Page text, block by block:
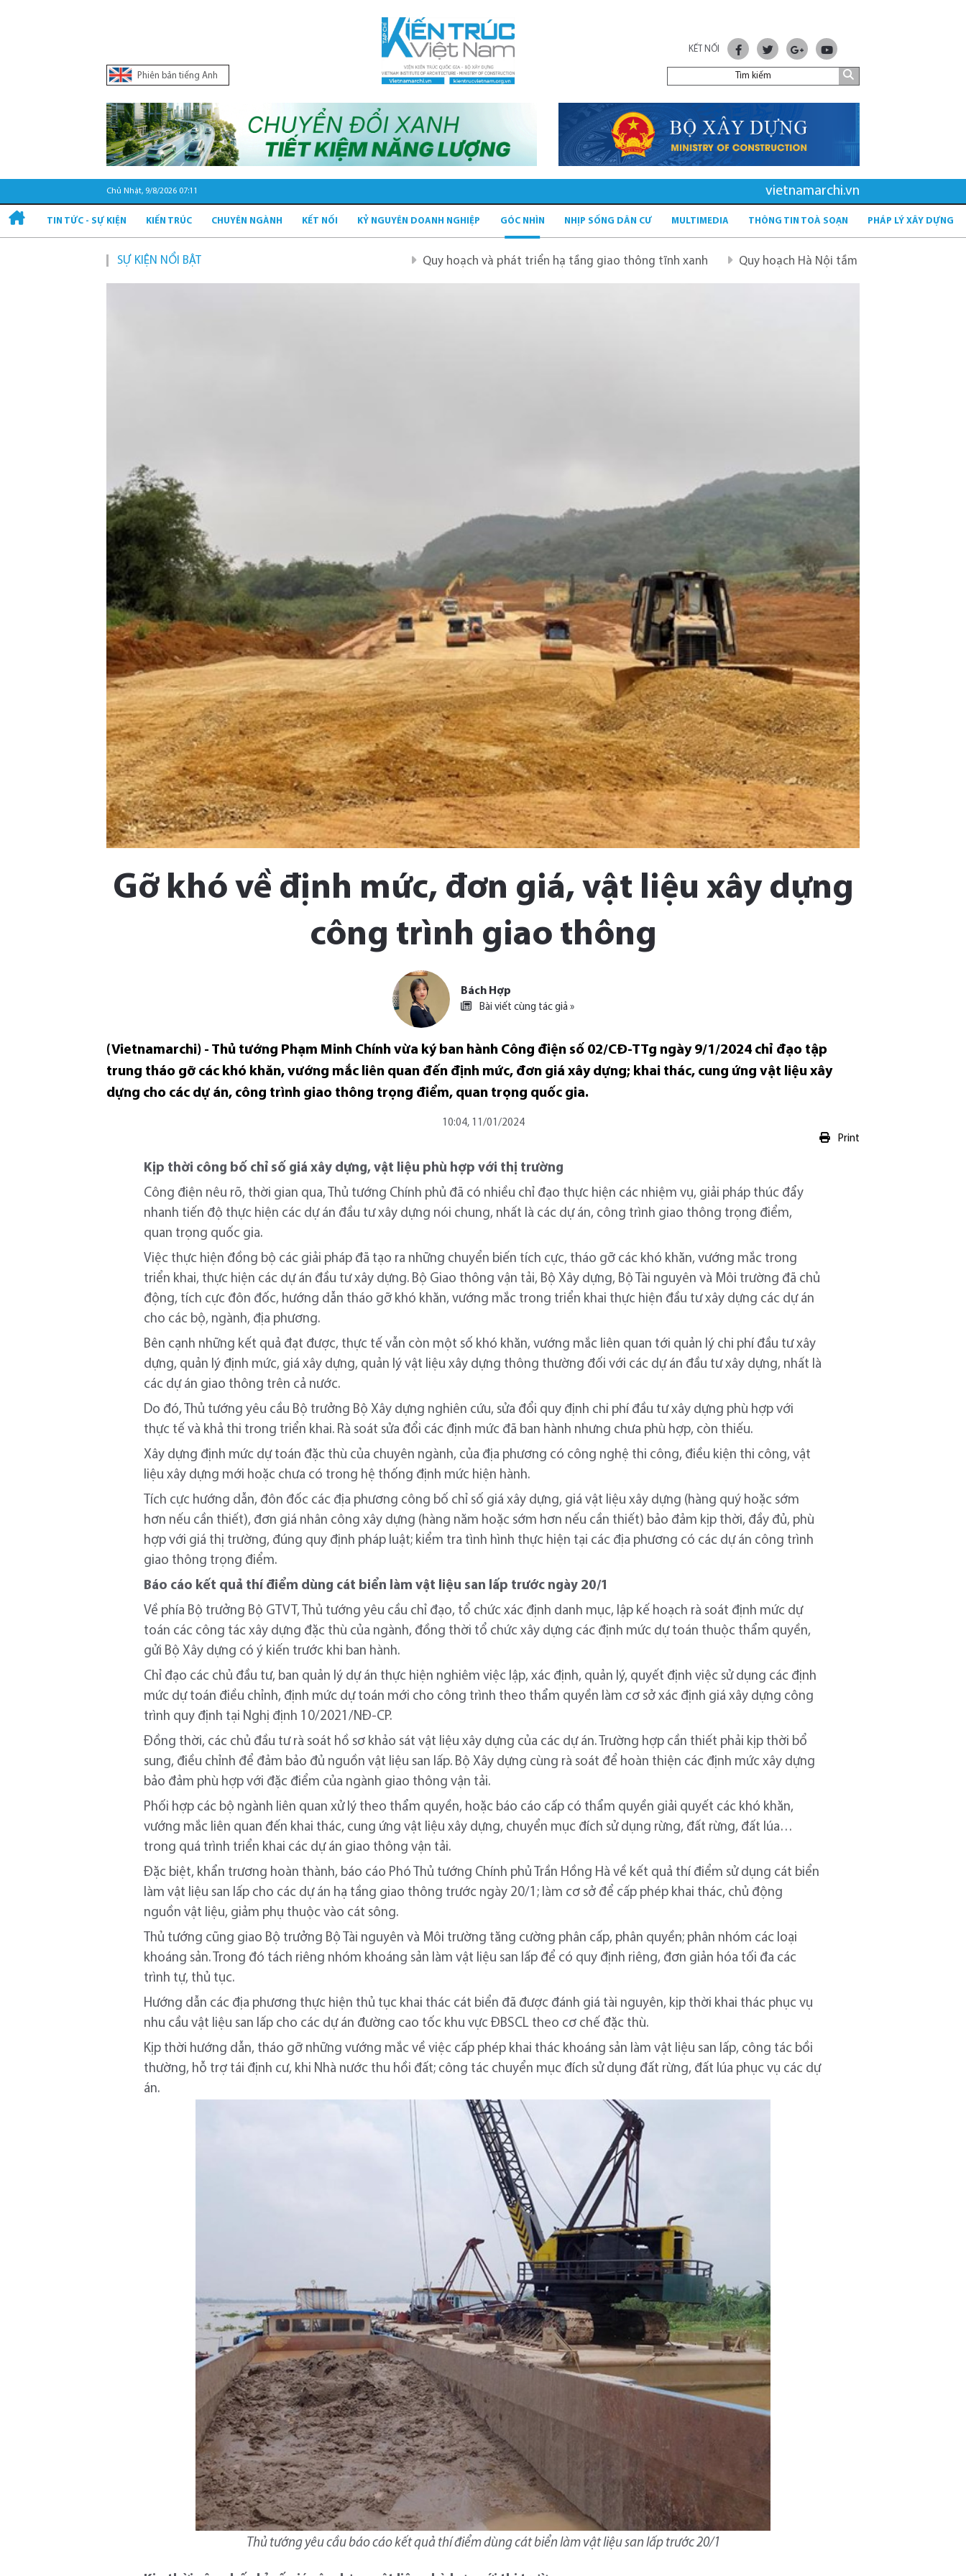
Phiên bản tiếng Anh
KẾT NỐI
Chủ Nhật, 9/8/2026 07:11 vietnamarchi.vn
TIN TỨC - SỰ KIỆN KIẾN TRÚC CHUYÊN NGÀNH KẾT NỐI KỶ NGUYÊN DOANH NGHIỆP GÓC NHÌN NHỊP SỐNG DÂN CƯ MULTIMEDIA THÔNG TIN TOÀ SOẠN PHÁP LÝ XÂY DỰNG
SỰ KIỆN NỔI BẬT Quy hoạch và phát triển hạ tầng giao thông tĩnh xanh Quy hoạch Hà Nội tầm nhìn 100 năm
Gỡ khó về định mức, đơn giá, vật liệu xây dựng
công trình giao thông
Bách Hợp
Bài viết cùng tác giả »
(Vietnamarchi) - Thủ tướng Phạm Minh Chính vừa ký ban hành Công điện số 02/CĐ-TTg ngày 9/1/2024 chỉ đạo tập
trung tháo gỡ các khó khăn, vướng mắc liên quan đến định mức, đơn giá xây dựng; khai thác, cung ứng vật liệu xây
dựng cho các dự án, công trình giao thông trọng điểm, quan trọng quốc gia.
10:04, 11/01/2024
Print
Kịp thời công bố chỉ số giá xây dựng, vật liệu phù hợp với thị trường
Công điện nêu rõ, thời gian qua, Thủ tướng Chính phủ đã có nhiều chỉ đạo thực hiện các nhiệm vụ, giải pháp thúc đẩy
nhanh tiến độ thực hiện các dự án đầu tư xây dựng nói chung, nhất là các dự án, công trình giao thông trọng điểm,
quan trọng quốc gia.
Việc thực hiện đồng bộ các giải pháp đã tạo ra những chuyển biến tích cực, tháo gỡ các khó khăn, vướng mắc trong
triển khai, thực hiện các dự án đầu tư xây dựng. Bộ Giao thông vận tải, Bộ Xây dựng, Bộ Tài nguyên và Môi trường đã chủ
động, tích cực đôn đốc, hướng dẫn tháo gỡ khó khăn, vướng mắc trong triển khai thực hiện đầu tư xây dựng các dự án
cho các bộ, ngành, địa phương.
Bên cạnh những kết quả đạt được, thực tế vẫn còn một số khó khăn, vướng mắc liên quan tới quản lý chi phí đầu tư xây
dựng, quản lý định mức, giá xây dựng, quản lý vật liệu xây dựng thông thường đối với các dự án đầu tư xây dựng, nhất là
các dự án giao thông trên cả nước.
Do đó, Thủ tướng yêu cầu Bộ trưởng Bộ Xây dựng nghiên cứu, sửa đổi quy định chi phí đầu tư xây dựng phù hợp với
thực tế và khả thi trong triển khai. Rà soát sửa đổi các định mức đã ban hành nhưng chưa phù hợp, còn thiếu.
Xây dựng định mức dự toán đặc thù của chuyên ngành, của địa phương có công nghệ thi công, điều kiện thi công, vật
liệu xây dựng mới hoặc chưa có trong hệ thống định mức hiện hành.
Tích cực hướng dẫn, đôn đốc các địa phương công bố chỉ số giá xây dựng, giá vật liệu xây dựng (hàng quý hoặc sớm
hơn nếu cần thiết), đơn giá nhân công xây dựng (hàng năm hoặc sớm hơn nếu cần thiết) bảo đảm kịp thời, đầy đủ, phù
hợp với giá thị trường, đúng quy định pháp luật; kiểm tra tình hình thực hiện tại các địa phương có các dự án công trình
giao thông trọng điểm.
Báo cáo kết quả thí điểm dùng cát biển làm vật liệu san lấp trước ngày 20/1
Về phía Bộ trưởng Bộ GTVT, Thủ tướng yêu cầu chỉ đạo, tổ chức xác định danh mục, lập kế hoạch rà soát định mức dự
toán các công tác xây dựng đặc thù của ngành, đồng thời tổ chức xây dựng các định mức dự toán thuộc thẩm quyền,
gửi Bộ Xây dựng có ý kiến trước khi ban hành.
Chỉ đạo các chủ đầu tư, ban quản lý dự án thực hiện nghiêm việc lập, xác định, quản lý, quyết định việc sử dụng các định
mức dự toán điều chỉnh, định mức dự toán mới cho công trình theo thẩm quyền làm cơ sở xác định giá xây dựng công
trình quy định tại Nghị định 10/2021/NĐ-CP.
Đồng thời, các chủ đầu tư rà soát hồ sơ khảo sát vật liệu xây dựng của các dự án. Trường hợp cần thiết phải kịp thời bổ
sung, điều chỉnh để đảm bảo đủ nguồn vật liệu san lấp. Bộ Xây dựng cùng rà soát để hoàn thiện các định mức xây dựng
bảo đảm phù hợp với đặc điểm của ngành giao thông vận tải.
Phối hợp các bộ ngành liên quan xử lý theo thẩm quyền, hoặc báo cáo cấp có thẩm quyền giải quyết các khó khăn,
vướng mắc liên quan đến khai thác, cung ứng vật liệu xây dựng, chuyển mục đích sử dụng rừng, đất rừng, đất lúa…
trong quá trình triển khai các dự án giao thông vận tải.
Đặc biệt, khẩn trương hoàn thành, báo cáo Phó Thủ tướng Chính phủ Trần Hồng Hà về kết quả thí điểm sử dụng cát biển
làm vật liệu san lấp cho các dự án hạ tầng giao thông trước ngày 20/1; làm cơ sở để cấp phép khai thác, chủ động
nguồn vật liệu, giảm phụ thuộc vào cát sông.
Thủ tướng cũng giao Bộ trưởng Bộ Tài nguyên và Môi trường tăng cường phân cấp, phân quyền; phân nhóm các loại
khoáng sản. Trong đó tách riêng nhóm khoáng sản làm vật liệu san lấp để có quy định riêng, đơn giản hóa tối đa các
trình tự, thủ tục.
Hướng dẫn các địa phương thực hiện thủ tục khai thác cát biển đã được đánh giá tài nguyên, kịp thời khai thác phục vụ
nhu cầu vật liệu san lấp cho các dự án đường cao tốc khu vực ĐBSCL theo cơ chế đặc thù.
Kịp thời hướng dẫn, tháo gỡ những vướng mắc về việc cấp phép khai thác khoáng sản làm vật liệu san lấp, công tác bồi
thường, hỗ trợ tái định cư, khi Nhà nước thu hồi đất; công tác chuyển mục đích sử dụng đất rừng, đất lúa phục vụ các dự
án.
Thủ tướng yêu cầu báo cáo kết quả thí điểm dùng cát biển làm vật liệu san lấp trước 20/1